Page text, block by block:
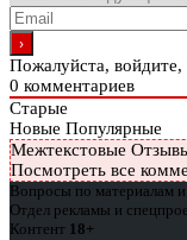
Пожалуйста,
0 комментариев
Старые
Новые Популярные
Межтекстовые
Посмотреть все
Вопросы по материалам
Отдел рекламы и
Контент 18+